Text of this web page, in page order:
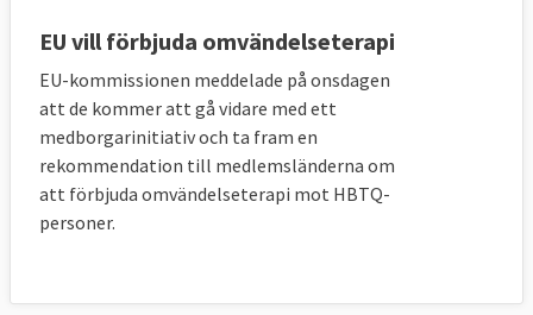
EU vill förbjuda omvändelseterapi
EU-kommissionen meddelade på onsdagen
att de kommer att gå vidare med ett
medborgarinitiativ och ta fram en
rekommendation till medlemsländerna om
att förbjuda omvändelseterapi mot HBTQ-
personer.